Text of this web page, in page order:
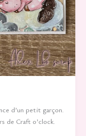
d’un petit garçon.
de Craft o’clock.